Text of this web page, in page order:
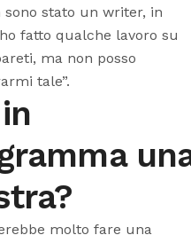
sono stato un writer, in
fatto qualche lavoro su
ma non posso
tale”.
molto fare una